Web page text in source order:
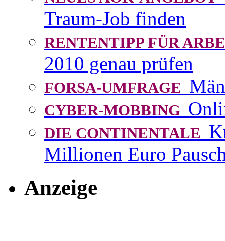
Traum-Job finden
RENTENTIPP FÜR
2010 genau prüfen
FORSA-UMFRAGE
CYBER-MOBBING
DIE CONTINENTALE
Millionen Euro
Anzeige